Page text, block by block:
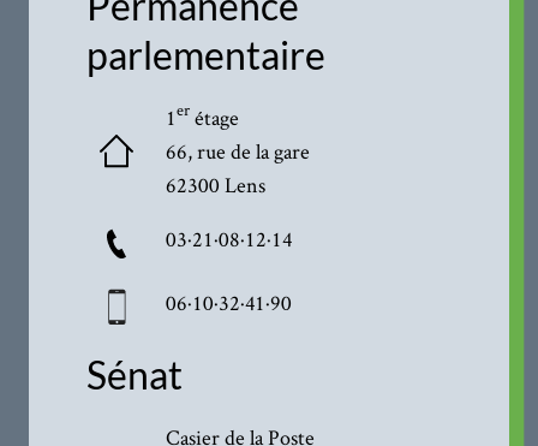
parlementaire
1erétage
66, rue de la gare
62300 Lens
03·21·08·12·14
06·10·32·41·90
Sénat
Casier de la Poste